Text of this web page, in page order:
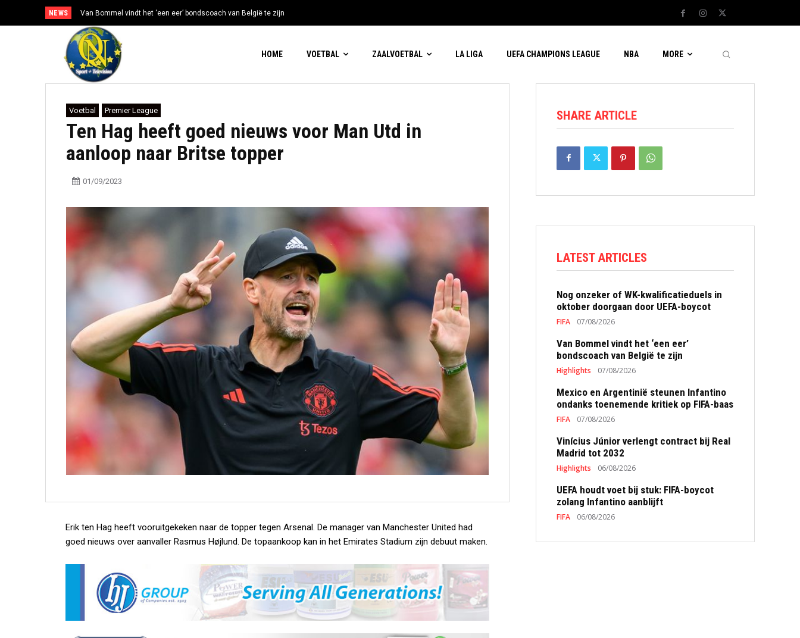
NEWS Van Bommel vindt het ‘een eer’ bondscoach van België te zijn
HOME VOETBAL ZAALVOETBAL LA LIGA UEFA CHAMPIONS LEAGUE NBA MORE
Voetbal Premier League
Ten Hag heeft goed nieuws voor Man Utd in
aanloop naar Britse topper
01/09/2023
Erik ten Hag heeft vooruitgekeken naar de topper tegen Arsenal. De manager van Manchester United had
goed nieuws over aanvaller Rasmus Højlund. De topaankoop kan in het Emirates Stadium zijn debuut maken.
SHARE ARTICLE
LATEST ARTICLES
Nog onzeker of WK-kwalificatieduels in
oktober doorgaan door UEFA-boycot
FIFA 07/08/2026
Van Bommel vindt het ‘een eer’
bondscoach van België te zijn
Highlights 07/08/2026
Mexico en Argentinië steunen Infantino
ondanks toenemende kritiek op FIFA-baas
FIFA 07/08/2026
Vinícius Júnior verlengt contract bij Real
Madrid tot 2032
Highlights 06/08/2026
UEFA houdt voet bij stuk: FIFA-boycot
zolang Infantino aanblijft
FIFA 06/08/2026